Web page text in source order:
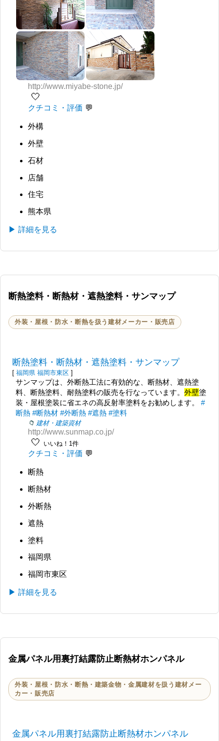
http://www.miyabe-stone.jp/
🤍
クチコミ・評価
外構
外壁
石材
店舗
住宅
熊本県
▶ 詳細を見る
断熱塗料・断熱材・遮熱塗料・サンマップ
外装・屋根・防水・断熱を扱う建材メーカー・販売店
断熱塗料・断熱材・遮熱塗料・サンマップ
[ 福岡県 福岡市東区 ]
サンマップは、外断熱工法に有効的な、断熱材、遮熱塗
料、断熱塗料、耐熱塗料の販売を行なっています。外壁塗
装・屋根塗装に省エネの高反射率塗料をお勧めします。#
断熱 #断熱材 #外断熱 #遮熱 #塗料
建材・建築資材
http://www.sunmap.co.jp/
🤍 いいね！1件
クチコミ・評価
断熱
断熱材
外断熱
遮熱
塗料
福岡県
福岡市東区
▶ 詳細を見る
金属パネル用裏打結露防止断熱材ホンパネル
外装・屋根・防水・断熱・建築金物・金属建材を扱う建材メー
カー・販売店
金属パネル用裏打結露防止断熱材ホンパネル